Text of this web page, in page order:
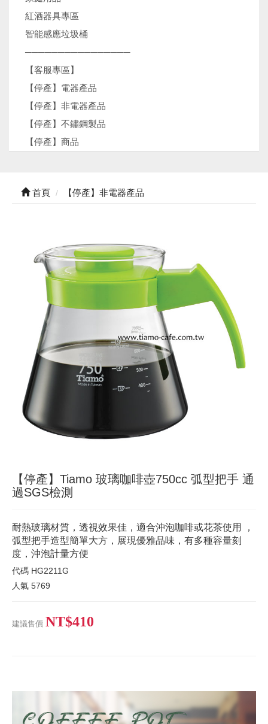
紅酒器具專區
智能感應垃圾桶
────────────────
【客服專區】
【停產】電器產品
【停產】非電器產品
【停產】不鏽鋼製品
【停產】商品
首頁 【停產】非電器產品
【停產】Tiamo 玻璃咖啡壺750cc 弧型把手 通
過SGS檢測
耐熱玻璃材質，透視效果佳，適合沖泡咖啡或花茶使用 ，
弧型把手造型簡單大方，展現優雅品味，有多種容量刻
度，沖泡計量方便
代碼 HG2211G
人氣 5769
建議售價 NT$410